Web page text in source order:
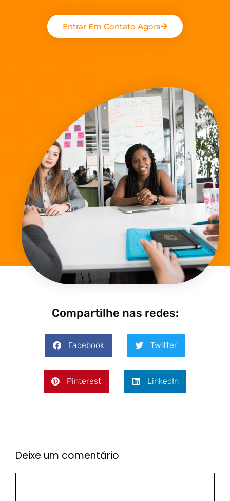
Entrar Em Contato Agora
Compartilhe nas redes:
Facebook Twitter
Pinterest LinkedIn
Deixe um comentário